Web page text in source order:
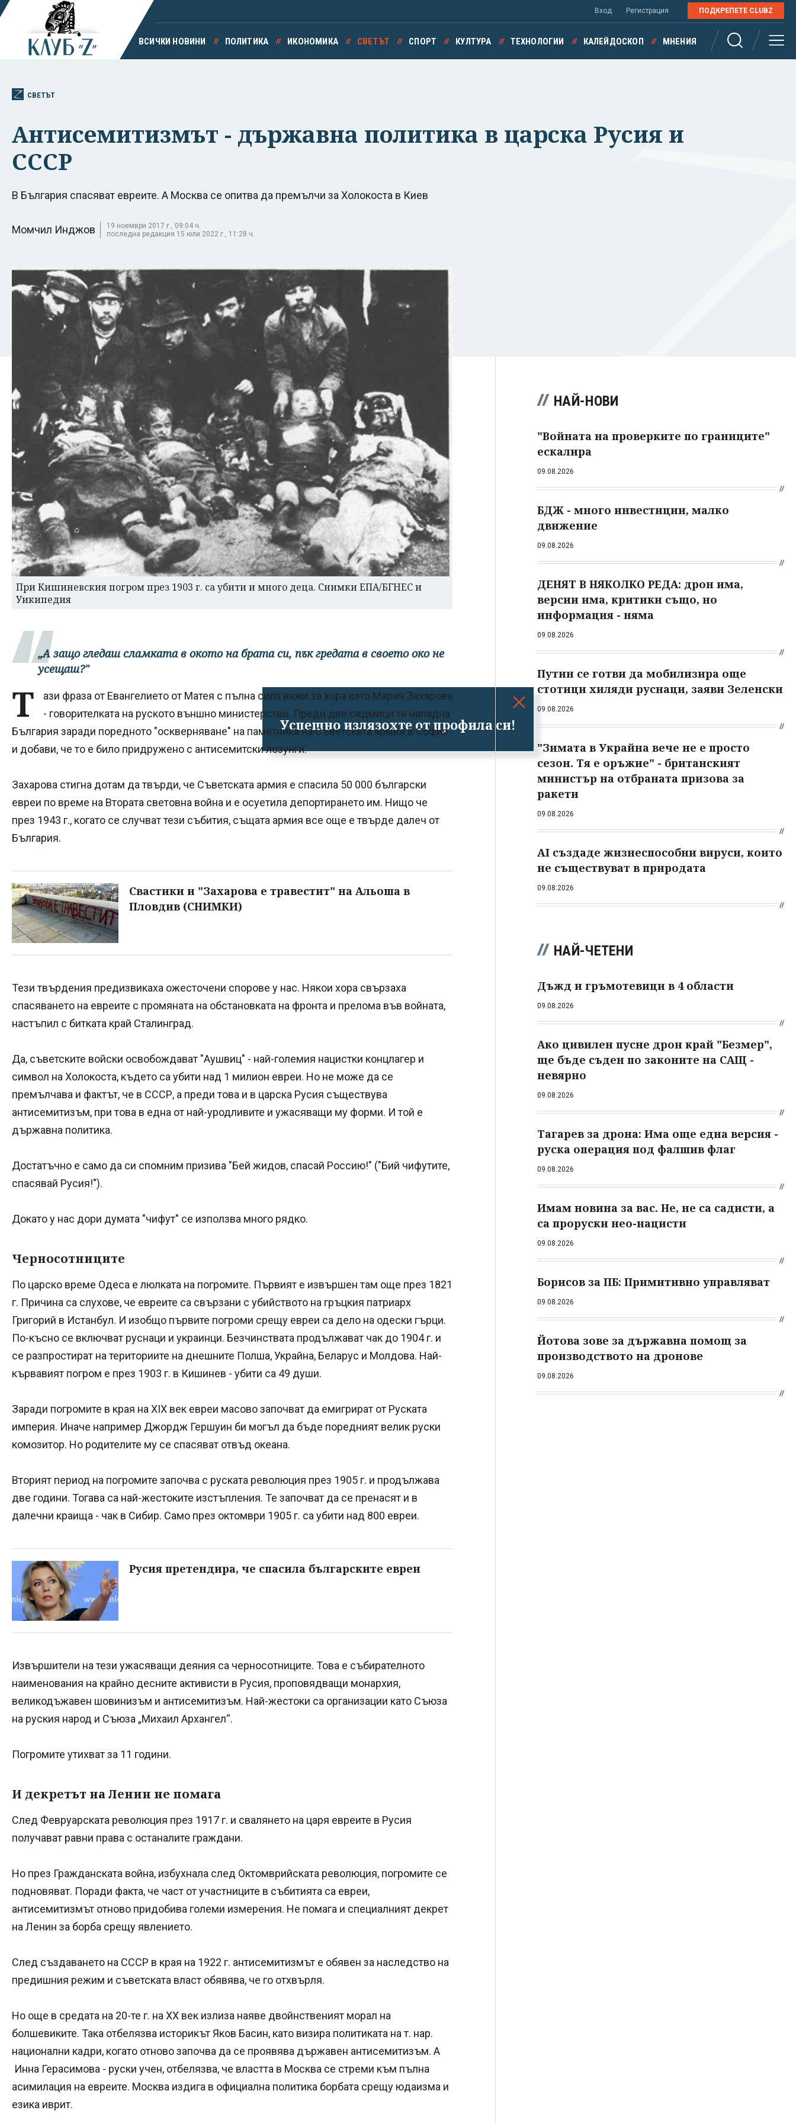
Успешно излязохте от профила си!
Вход Регистрация ПОДКРЕПЕТЕ CLUBZ
ВСИЧКИ НОВИНИ ПОЛИТИКА ИКОНОМИКА СВЕТЪТ СПОРТ КУЛТУРА ТЕХНОЛОГИИ КАЛЕЙДОСКОП МНЕНИЯ
СВЕТЪТ
Антисемитизмът - държавна политика в царска Русия и
СССР
В България спасяват евреите. А Москва се опитва да премълчи за Холокоста в Киев
Момчил Инджов
19 ноември 2017 г., 09:04 ч.
последна редакция 15 юли 2022 г., 11:28 ч.
При Кишиневския погром през 1903 г. са убити и много деца. Снимки ЕПА/БГНЕС и
Уикипедия
„А защо гледаш сламката в окото на брата си, пък гредата в своето око не
усещаш?"
Т
ази фраза от Евангелието от Матея с пълна сила важи за хора като Мария Захарова
- говорителката на руското външно министерство. Преди две седмици тя нападна
България заради поредното "оскверняване" на паметника на Съветската армия в София
и добави, че то е било придружено с антисемитски лозунги.
Захарова стигна дотам да твърди, че Съветската армия е спасила 50 000 български
евреи по време на Втората световна война и е осуетила депортирането им. Нищо че
през 1943 г., когато се случват тези събития, същата армия все още е твърде далеч от
България.
Свастики и "Захарова е травестит" на Альоша в
Пловдив (СНИМКИ)
Тези твърдения предизвикаха ожесточени спорове у нас. Някои хора свързаха
спасяването на евреите с промяната на обстановката на фронта и прелома във войната,
настъпил с битката край Сталинград.
Да, съветските войски освобождават "Аушвиц" - най-големия нацистки концлагер и
символ на Холокоста, където са убити над 1 милион евреи. Но не може да се
премълчава и фактът, че в СССР, а преди това и в царска Русия съществува
антисемитизъм, при това в една от най-уродливите и ужасяващи му форми. И той е
държавна политика.
Достатъчно е само да си спомним призива "Бей жидов, спасай Россию!" ("Бий чифутите,
спасявай Русия!").
Докато у нас дори думата "чифут" се използва много рядко.
Черносотниците
По царско време Одеса е люлката на погромите. Първият е извършен там още през 1821
г. Причина са слухове, че евреите са свързани с убийството на гръцкия патриарх
Григорий в Истанбул. И изобщо първите погроми срещу евреи са дело на одески гърци.
По-късно се включват руснаци и украинци. Безчинствата продължават чак до 1904 г. и
се разпростират на териториите на днешните Полша, Украйна, Беларус и Молдова. Най-
кървавият погром е през 1903 г. в Кишинев - убити са 49 души.
Заради погромите в края на XIX век евреи масово започват да емигрират от Руската
империя. Иначе например Джордж Гершуин би могъл да бъде поредният велик руски
комозитор. Но родителите му се спасяват отвъд океана.
Вторият период на погромите започва с руската революция през 1905 г. и продължава
две години. Тогава са най-жестоките изстъпления. Те започват да се пренасят и в
далечни краища - чак в Сибир. Само през октомври 1905 г. са убити над 800 евреи.
Русия претендира, че спасила българските евреи
Извършители на тези ужасяващи деяния са черносотниците. Това е събирателното
наименования на крайно десните активисти в Русия, проповядващи монархия,
великодъжавен шовинизъм и антисемитизъм. Най-жестоки са организации като Съюза
на руския народ и Съюза „Михаил Архангел“.
Погромите утихват за 11 години.
И декретът на Ленин не помага
След Февруарската революция през 1917 г. и свалянето на царя евреите в Русия
получават равни права с останалите граждани.
Но през Гражданската война, избухнала след Октомврийската революция, погромите се
подновяват. Поради факта, че част от участниците в събитията са евреи,
антисемитизмът отново придобива големи измерения. Не помага и специалният декрет
на Ленин за борба срещу явлението.
След създаването на СССР в края на 1922 г. антисемитизмът е обявен за наследство на
предишния режим и съветската власт обявява, че го отхвърля.
Но още в средата на 20-те г. на ХХ век излиза наяве двойнственият морал на
болшевиките. Така отбелязва историкът Яков Басин, като визира политиката на т. нар.
национални кадри, когато отново започва да се проявява държавен антисемитизъм. А
Инна Герасимова - руски учен, отбелязва, че властта в Москва се стреми към пълна
асимилация на евреите. Москва издига в официална политика борбата срещу юдаизма и
езика иврит.
НАЙ-НОВИ
"Войната на проверките по границите"
ескалира
09.08.2026
БДЖ - много инвестиции, малко
движение
09.08.2026
ДЕНЯТ В НЯКОЛКО РЕДА: дрон има,
версии има, критики също, но
информация - няма
09.08.2026
Путин се готви да мобилизира още
стотици хиляди руснаци, заяви Зеленски
09.08.2026
"Зимата в Украйна вече не е просто
сезон. Тя е оръжие" - британският
министър на отбраната призова за
ракети
09.08.2026
AI създаде жизнеспособни вируси, които
не съществуват в природата
09.08.2026
НАЙ-ЧЕТЕНИ
Дъжд и гръмотевици в 4 области
09.08.2026
Ако цивилен пусне дрон край "Безмер",
ще бъде съден по законите на САЩ -
невярно
09.08.2026
Тагарев за дрона: Има още една версия -
руска операция под фалшив флаг
09.08.2026
Имам новина за вас. Не, не са садисти, а
са проруски нео-нацисти
09.08.2026
Борисов за ПБ: Примитивно управляват
09.08.2026
Йотова зове за държавна помощ за
производството на дронове
09.08.2026